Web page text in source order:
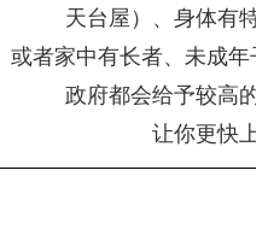
天台屋）、身体有特
或者家中有长者、未成年
政府都会给予较高的
让你更快上